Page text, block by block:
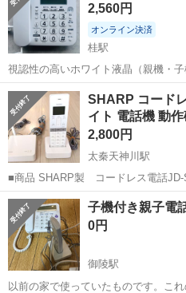
2,560円
オンライン決済
桂駅
視認性の高いホワイト液晶（親機・
ー（親機） 呼出音が鳴る前に相手に
★1」機能搭載 ナンバー・ディスプ
表示（日付・時刻のみ） 子機付き
京都 京都市 電話
SHARP コード
イト 電話機 動
2,800円
太秦天神川駅
■商品 SHARP製 コードレス電話JD-
ンド: SHARP - モデル名: JD-SF1CL
器: 専用充電器付き - 色: ホワ...
京都 京都市 太秦天神川駅
子機付き親子電
0円
御陵駅
以前の家で使っていたものです。こ